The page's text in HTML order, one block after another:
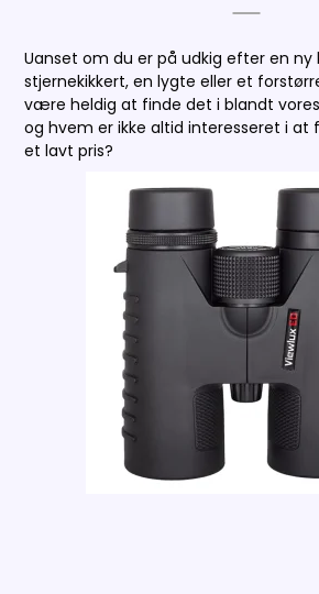
Uanset om du er på udkig efter en ny
stjernekikkert, en lygte eller et
være heldig at finde det i blandt
og hvem er ikke altid interesseret i at
et lavt pris?